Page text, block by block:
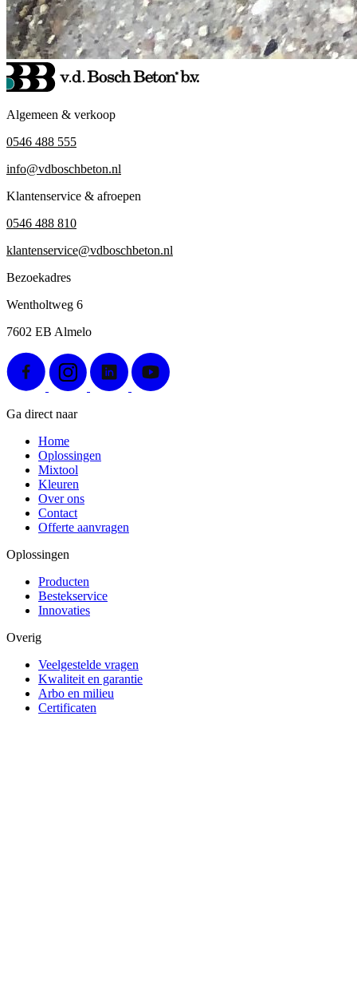
Algemeen & verkoop
0546 488 555
info@vdboschbeton.nl
Klantenservice & afroepen
0546 488 810
klantenservice@vdboschbeton.nl
Bezoekadres
Wentholtweg 6
7602 EB Almelo
Ga direct naar
Home
Oplossingen
Mixtool
Kleuren
Over ons
Contact
Offerte aanvragen
Oplossingen
Producten
Bestekservice
Innovaties
Overig
Veelgestelde vragen
Kwaliteit en garantie
Arbo en milieu
Certificaten